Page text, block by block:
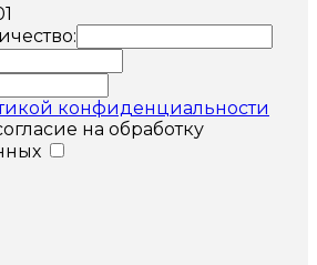
конфиденциальности
на обработку